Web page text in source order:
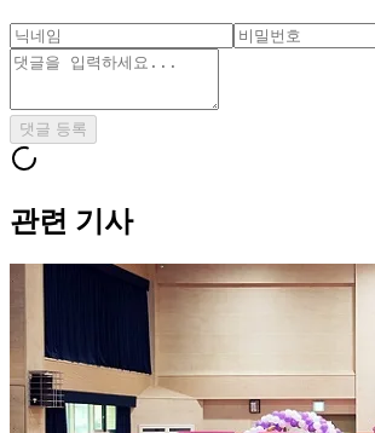
댓글 등록
관련 기사